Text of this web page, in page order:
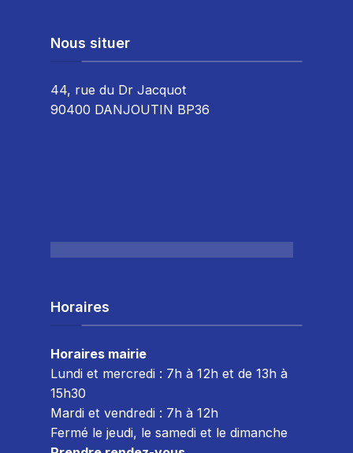
Nous situer
44, rue du Dr Jacquot
90400 DANJOUTIN BP36
Horaires
Horaires mairie
Lundi et mercredi : 7h à 12h et de 13h à
15h30
Mardi et vendredi : 7h à 12h
Fermé le jeudi, le samedi et le dimanche